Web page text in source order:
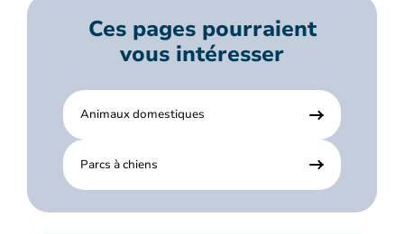
Ces pages pourraient
vous intéresser
Animaux domestiques
Parcs à chiens